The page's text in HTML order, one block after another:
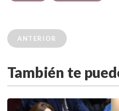
ANTERIOR
También te